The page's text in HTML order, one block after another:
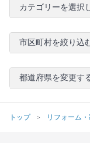
カテゴリーを選択
市区町村を絞り込
都道府県を変更す
トップ リフォーム